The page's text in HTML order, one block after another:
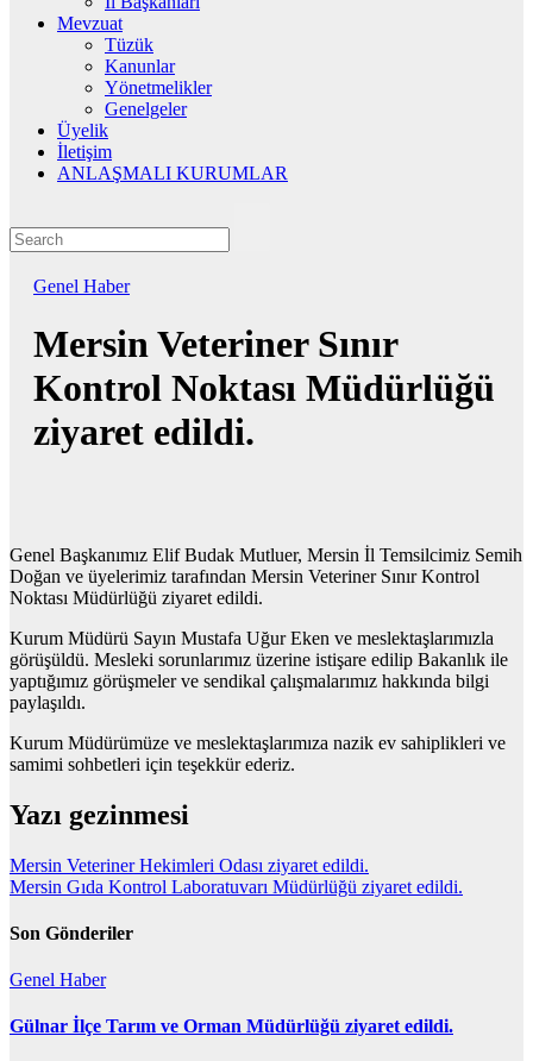
Mevzuat
Tüzük
Kanunlar
Yönetmelikler
Genelgeler
Üyelik
İletişim
ANLAŞMALI KURUMLAR
Genel Haber
Mersin Veteriner Sınır
Kontrol Noktası Müdürlüğü
ziyaret edildi.
Genel Başkanımız Elif Budak Mutluer, Mersin İl Temsilcimiz Semih
Doğan ve üyelerimiz tarafından Mersin Veteriner Sınır Kontrol
Noktası Müdürlüğü ziyaret edildi.
Kurum Müdürü Sayın Mustafa Uğur Eken ve meslektaşlarımızla
görüşüldü. Mesleki sorunlarımız üzerine istişare edilip Bakanlık ile
yaptığımız görüşmeler ve sendikal çalışmalarımız hakkında bilgi
paylaşıldı.
Kurum Müdürümüze ve meslektaşlarımıza nazik ev sahiplikleri ve
samimi sohbetleri için teşekkür ederiz.
Yazı gezinmesi
Mersin Veteriner Hekimleri Odası ziyaret edildi.
Mersin Gıda Kontrol Laboratuvarı Müdürlüğü ziyaret edildi.
Son Gönderiler
Genel Haber
Gülnar İlçe Tarım ve Orman Müdürlüğü ziyaret edildi.